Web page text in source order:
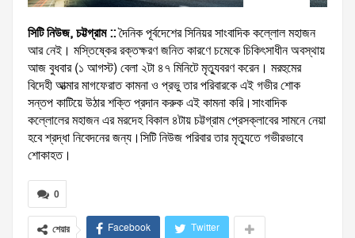
সিটি নিউজ, চট্টগ্রাম ::দৈনিক পূর্বদেশের সিনিয়র সাংবাদিক কল্লোল মহাজন
আর নেই। মস্তিষ্কের রক্তক্ষরণ জনিত কারণে চমেকে চিকিৎসাধীন অবস্থায়
আজ বুধবার (১ আগস্ট) বেলা ২টা ৪৭ মিনিটে মৃত্যুবরণ করেন। মরহুমের
বিদেহী আত্মার মাগফেরাত কামনা ও প্রভু তার পরিবারকে এই গভীর শোক
সন্তপ কাটিয়ে উঠার শক্তি প্রদান করুক এই কামনা করি।সাংবাদিক
কল্লােলের মহাজন এর মরদেহ বিকাল ৪টায় চট্টগ্রাম প্রেসক্লাবের সামনে নেয়া
হবে শ্রদ্ধা নিবেদনের জন্য।সিটি নিউজ পরিবার তার মৃত্যুতে গভীরভাবে
শোকাহত।
0
শেয়ার Facebook Twitter